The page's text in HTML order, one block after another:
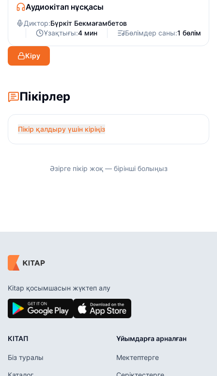
қоймай, жануарлардың мінез-құлқы, іс-әрекетін баяндау
үңілуге, байқампаздыққа баулып, танымдық ақпарат
береді, ғибрат айтып, өнегелі болуға үндейді.
Аудиокітап нұсқасы
Диктор:Бүркіт Бекмағамбетов
Ұзақтығы:4 мин Бөлімдер саны:1 бөлім
Кіру
Пікірлер
Пікір қалдыру үшін кіріңіз
Әзірге пікір жоқ — бірінші болыңыз
Kitap қосымшасын жүктеп алу
КІТАП
Біз туралы
Ұйымдарға арналған
Мектептерге